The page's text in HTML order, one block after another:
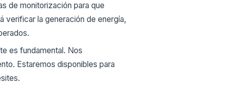
de monitorización para que
verificar la generación de energía,
es fundamental. Nos
Estaremos disponibles para